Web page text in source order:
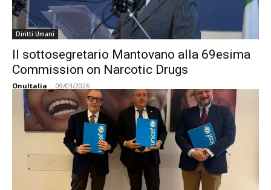
Diritti Umani
Il sottosegretario Mantovano alla 69esima
Commission on Narcotic Drugs
OnuItalia - 09/03/2026